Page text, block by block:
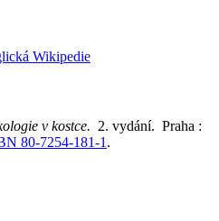
Wikipedie
v kostce. 2. vydání. Praha :
80-7254-181-1 .